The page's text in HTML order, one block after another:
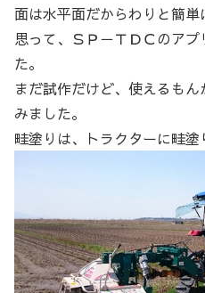
面は水平面だからわりと簡
思って、ＳＰ－ＴＤＣのア
た。
まだ試作だけど、使えるも
みました。
畦塗りは、トラクターに畦